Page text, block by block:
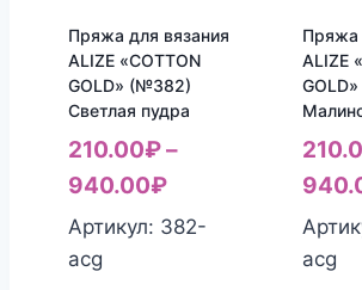
Пряжа для вязания
ALIZE «COTTON
GOLD» (№382)
Светлая пудра
210.00₽–
940.00₽
Артикул: 382-
acg
Пряжа
ALIZE
acg